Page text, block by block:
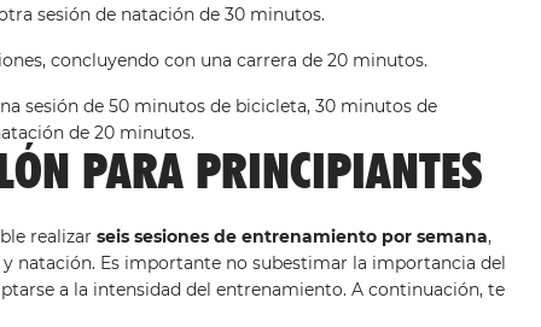
sesión de natación de 30 minutos.
concluyendo con una carrera de 20 minutos.
sesión de 50 minutos de bicicleta, 30 minutos de
de 20 minutos.
PARA PRINCIPIANTES
realizar seis sesiones de entrenamiento por semana,
natación. Es importante no subestimar la importancia del
a la intensidad del entrenamiento. A continuación, te